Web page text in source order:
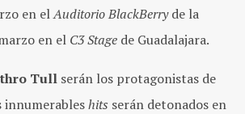
en elAuditorio BlackBerryde la
en el C3 Stage de Guadalajara.
Tull serán los protagonistas de
innumerableshits serán detonados en